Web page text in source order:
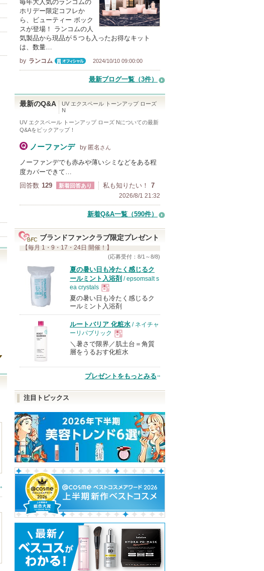
毎年大人気のランコムの
ホリデー限定コフレか
ら、ビューティー ボック
スが登場！ ランコムの人
気製品から現品が５つも入ったお得なキット
は、数量…
by ランコム
2024/10/10 09:00:00
最新ブログ一覧（3件）
最新のQ&A
UV エクスペール トーンアップ ローズ
N
UV エクスペール トーンアップ ローズ Nについての最新
Q&Aをピックアップ！
ノーファンデ by 匿名 さん
ノーファンデでも赤みや薄いシミなどをある程
度カバーできて…
回答数 129 新着回答あり 私も知りたい！ 7
2026/8/1 21:32
新着Q&A一覧（590件）
ブランドファンクラブ限定プレゼント
【毎月 1・9・17・24日 開催！】
(応募受付：8/1～8/8)
夏の暑い日も冷たく感じるク
ールミント入浴剤 / epsomsalt s
ea crystals
現
品
夏の暑い日も冷たく感じるク
ールミント入浴剤
ルートバリア 化粧水 / ネイチャ
ーリパブリック
現
品
＼暑さで限界／肌土台＝角質
層をうるおす化粧水
プレゼントをもっとみる
注目トピックス